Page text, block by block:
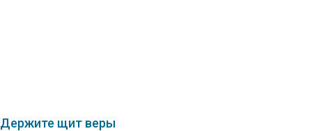
Держите щит веры